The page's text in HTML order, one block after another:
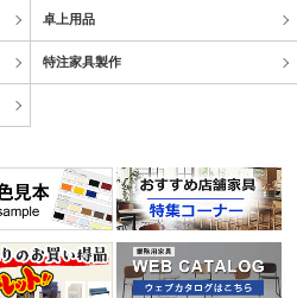
卓上用品
特注家具製作